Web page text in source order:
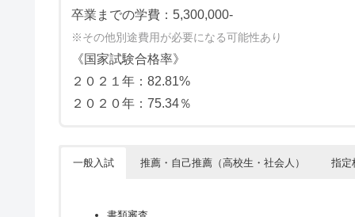
卒業までの学費：5,300,000-
※その他別途費用が必要になる可能性あり
《国家試験合格率》
２０２１年：82.81%
２０２０年：75.34％
一般入試 推薦・自己推薦（高校生・社会人） 指定